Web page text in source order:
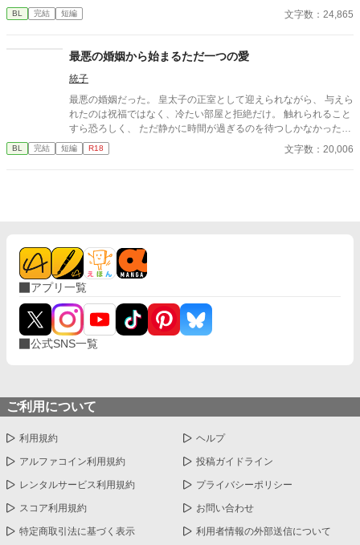
小動物が頑張る、なんちゃってファンタジーです。 きゅ～きゅ～
鳴くもふもふな小動物とそのもふもふを愛でる隊長さんで構成さ
ジーをお求めの方は回れ右でお願いします～m(_ _)m
BL 完結 短編 文字数：24,865
最悪の婚姻から始まるただ一つの愛
統子
最悪の婚姻だった。 皇太子の正室として迎えられながら、 与えら
れたのは祝福ではなく、冷たい部屋と拒絶だけ。 触れられること
すら恐ろしく、 ただ静かに時間が過ぎるのを待つしかなかった。
けれど—— 差し出された手は、思っていたものとは違っていた。
無理に触れない。 急がない。 ただ、こちらの様子を確かめるよう
い、溺れるような愛の記録。
BL 完結 短編 R18 文字数：20,006
アプリ一覧
公式SNS一覧
ご利用について
利用規約 ヘルプ
アルファコイン利用規約 投稿ガイドライン
レンタルサービス利用規約 プライバシーポリシー
スコア利用規約 お問い合わせ
特定商取引法に基づく表示 利用者情報の外部送信について